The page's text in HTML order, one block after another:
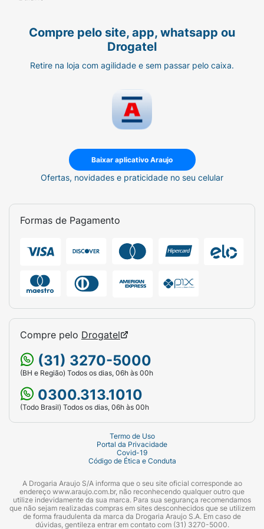
Compre pelo site, app, whatsapp ou
Drogatel
Retire na loja com agilidade e sem passar pelo caixa.
Baixar aplicativo Araujo
Ofertas, novidades e praticidade no seu celular
Formas de Pagamento
Compre pelo Drogatel
(31) 3270-5000
(BH e Região) Todos os dias, 06h às 00h
0300.313.1010
(Todo Brasil) Todos os dias, 06h às 00h
Termo de Uso
Portal da Privacidade
Covid-19
Código de Ética e Conduta
A Drogaria Araujo S/A informa que o seu site oficial corresponde ao
endereço www.araujo.com.br, não reconhecendo qualquer outro que
utilize indevidamente da sua marca. Para sua segurança recomendamos
que não sejam realizadas compras em sites desconhecidos que se utilizem
de forma fraudulenta da marca da Drogaria Araujo S.A. Em caso de
dúvidas, gentileza entrar em contato com (31) 3270-5000.